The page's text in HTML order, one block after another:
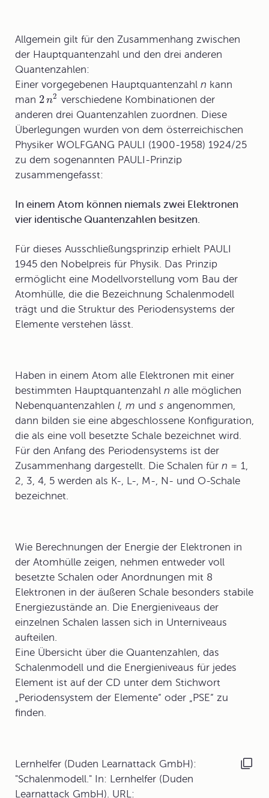
Allgemein gilt für den Zusammenhang zwischen
der Hauptquantenzahl und den drei anderen
Quantenzahlen:
Einer vorgegebenen Hauptquantenzahl n kann
man 2n2 verschiedene Kombinationen der
anderen drei Quantenzahlen zuordnen. Diese
Überlegungen wurden von dem österreichischen
Physiker WOLFGANG PAULI (1900-1958) 1924/25
zu dem sogenannten PAULI-Prinzip
zusammengefasst:
In einem Atom können niemals zwei Elektronen
vier identische Quantenzahlen besitzen.
Für dieses Ausschließungsprinzip erhielt PAULI
1945 den Nobelpreis für Physik. Das Prinzip
ermöglicht eine Modellvorstellung vom Bau der
Atomhülle, die die Bezeichnung Schalenmodell
trägt und die Struktur des Periodensystems der
Elemente verstehen lässt.
Haben in einem Atom alle Elektronen mit einer
bestimmten Hauptquantenzahl n alle möglichen
Nebenquantenzahlen l, m und s angenommen,
dann bilden sie eine abgeschlossene Konfiguration,
die als eine voll besetzte Schale bezeichnet wird.
Für den Anfang des Periodensystems ist der
Zusammenhang dargestellt. Die Schalen für n = 1,
2, 3, 4, 5 werden als K-, L-, M-, N- und O-Schale
bezeichnet.
Wie Berechnungen der Energie der Elektronen in
der Atomhülle zeigen, nehmen entweder voll
besetzte Schalen oder Anordnungen mit 8
Elektronen in der äußeren Schale besonders stabile
Energiezustände an. Die Energieniveaus der
einzelnen Schalen lassen sich in Unterniveaus
aufteilen.
Eine Übersicht über die Quantenzahlen, das
Schalenmodell und die Energieniveaus für jedes
Element ist auf der CD unter dem Stichwort
„Periodensystem der Elemente“ oder „PSE“ zu
finden.
Lernhelfer (Duden Learnattack GmbH):
"Schalenmodell." In: Lernhelfer (Duden
Learnattack GmbH). URL: